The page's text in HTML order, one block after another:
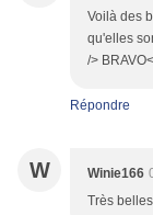
Voilà des
qu'elles
/>
Répondre
W Winie166
Très